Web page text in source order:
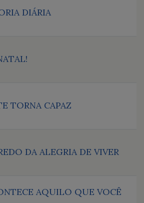
DIÁRIA
TORNA CAPAZ
DA ALEGRIA DE VIVER
AQUILO QUE VOCÊ